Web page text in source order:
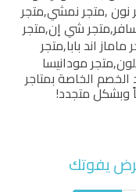
نون,متجر نمشي,متجر
,متجر شي إن,متجر
ماماز اند بابا,متجر
,متجر مودانيسا
الخاصة بمتاجر
وبشكل متجدد!
يفوتك